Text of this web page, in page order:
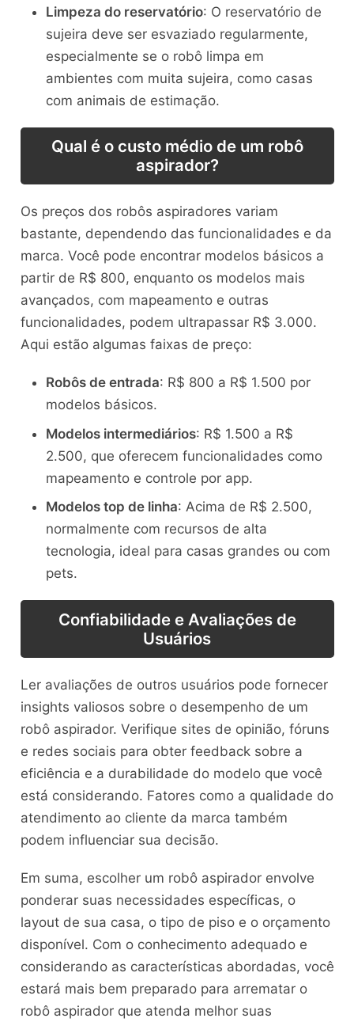
Limpeza do reservatório: O reservatório de
sujeira deve ser esvaziado regularmente,
especialmente se o robô limpa em
ambientes com muita sujeira, como casas
com animais de estimação.
Qual é o custo médio de um robô
aspirador?
Os preços dos robôs aspiradores variam
bastante, dependendo das funcionalidades e da
marca. Você pode encontrar modelos básicos a
partir de R$ 800, enquanto os modelos mais
avançados, com mapeamento e outras
funcionalidades, podem ultrapassar R$ 3.000.
Aqui estão algumas faixas de preço:
Robôs de entrada: R$ 800 a R$ 1.500 por
modelos básicos.
Modelos intermediários: R$ 1.500 a R$
2.500, que oferecem funcionalidades como
mapeamento e controle por app.
Modelos top de linha: Acima de R$ 2.500,
normalmente com recursos de alta
tecnologia, ideal para casas grandes ou com
pets.
Confiabilidade e Avaliações de
Usuários
Ler avaliações de outros usuários pode fornecer
insights valiosos sobre o desempenho de um
robô aspirador. Verifique sites de opinião, fóruns
e redes sociais para obter feedback sobre a
eficiência e a durabilidade do modelo que você
está considerando. Fatores como a qualidade do
atendimento ao cliente da marca também
podem influenciar sua decisão.
Em suma, escolher um robô aspirador envolve
ponderar suas necessidades específicas, o
layout de sua casa, o tipo de piso e o orçamento
disponível. Com o conhecimento adequado e
considerando as características abordadas, você
estará mais bem preparado para arrematar o
robô aspirador que atenda melhor suas